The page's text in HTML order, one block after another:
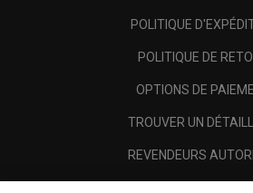
POLITIQUE
POLITIQUE DE
OPTIONS DE
TROUVER UN
REVENDEURS